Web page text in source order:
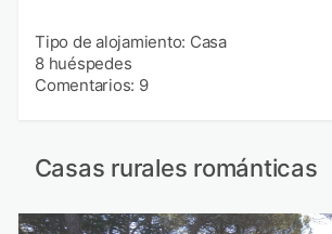
Tipo de alojamiento: Casa
8 huéspedes
Comentarios: 9
Casas rurales románticas